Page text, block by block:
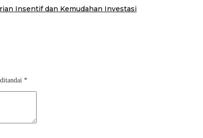
Insentif dan Kemudahan Investasi
*